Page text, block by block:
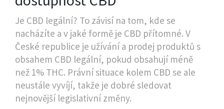
Je CBD legální? To závisí na tom, kde se
nacházíte a v jaké formě je CBD přítomné. V
České republice je užívání a prodej produktů s
obsahem CBD legální, pokud obsahují méně
než 1% THC. Právní situace kolem CBD se ale
neustále vyvíjí, takže je dobré sledovat
nejnovější legislativní změny.